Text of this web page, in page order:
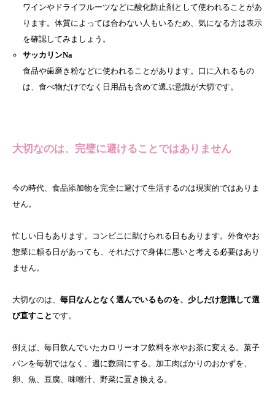
ワインやドライフルーツなどに酸化防止剤として使われることがあ
ります。体質によっては合わない人もいるため、気になる方は表示
を確認してみましょう。
サッカリンNa
食品や歯磨き粉などに使われることがあります。口に入れるもの
は、食べ物だけでなく日用品も含めて選ぶ意識が大切です。
大切なのは、完璧に避けることではありません
今の時代、食品添加物を完全に避けて生活するのは現実的ではありま
せん。
忙しい日もあります。コンビニに助けられる日もあります。外食やお
惣菜に頼る日があっても、それだけで身体に悪いと考える必要はあり
ません。
大切なのは、 毎日なんとなく選んでいるものを、少しだけ意識して選
び直すことです。
例えば、毎日飲んでいたカロリーオフ飲料を水やお茶に変える。菓子
パンを毎朝ではなく、週に数回にする。加工肉ばかりのおかずを、
卵、魚、豆腐、味噌汁、野菜に置き換える。